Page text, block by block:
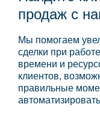
продаж с
Мы помогаем
сделки при
времени и
клиентов,
правильные